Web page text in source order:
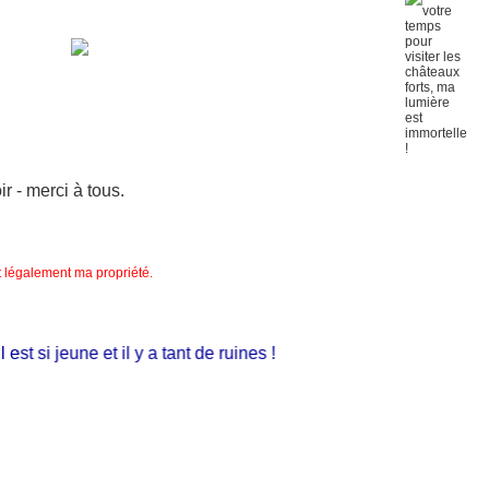
- merci à tous.
légalement ma propriété.
si jeune et il y a tant de ruines !